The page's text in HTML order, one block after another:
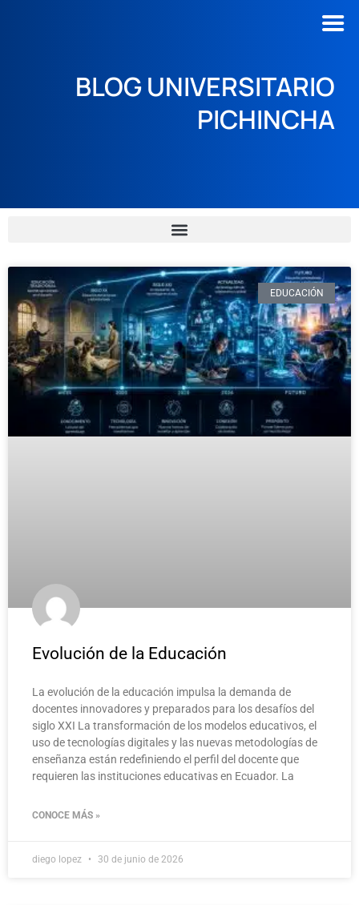
BLOG UNIVERSITARIO
PICHINCHA
EDUCACIÓN
Evolución de la Educación
La evolución de la educación impulsa la demanda de
docentes innovadores y preparados para los desafíos del
siglo XXI La transformación de los modelos educativos, el
uso de tecnologías digitales y las nuevas metodologías de
enseñanza están redefiniendo el perfil del docente que
requieren las instituciones educativas en Ecuador. La
CONOCE MÁS »
diego lopez 30 de junio de 2026